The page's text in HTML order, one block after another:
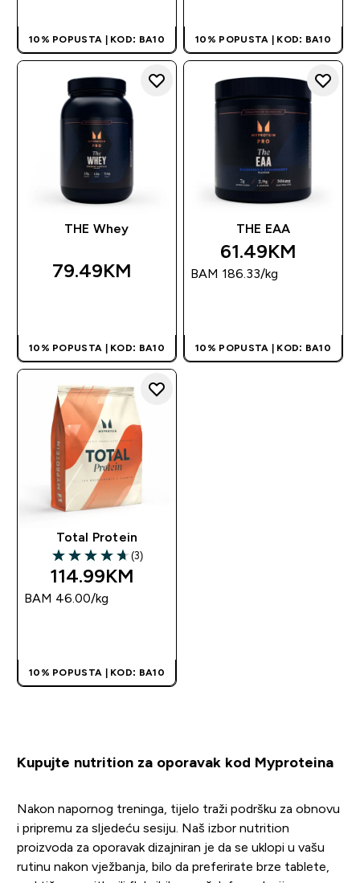
10% POPUSTA | KOD: BA10 10% POPUSTA | KOD: BA10
THE Whey
79.49KM‎
10% POPUSTA | KOD: BA10
THE EAA
61.49KM‎
BAM 186.33‎/kg
10% POPUSTA | KOD: BA10
Total Protein
4.67 out of 5 stars
(3)
114.99KM‎
BAM 46.00‎/kg
10% POPUSTA | KOD: BA10
Kupujte nutrition za oporavak kod Myproteina
Nakon napornog treninga, tijelo traži podršku za obnovu
i pripremu za sljedeću sesiju. Naš izbor nutrition
proizvoda za oporavak dizajniran je da se uklopi u vašu
rutinu nakon vježbanja, bilo da preferirate brze tablete,